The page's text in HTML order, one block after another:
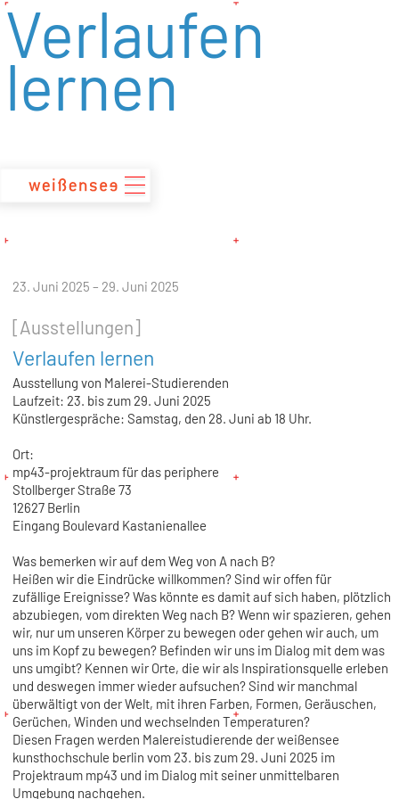
zum
Inhalt
Verlaufen
lernen
23. Juni 2025 – 29. Juni 2025
[Ausstellungen]
Verlaufen lernen
Ausstellung von Malerei-Studierenden
Laufzeit: 23. bis zum 29. Juni 2025
Künstlergespräche: Samstag, den 28. Juni ab 18 Uhr.
Ort:
mp43-projektraum für das periphere
Stollberger Straße 73
12627 Berlin
Eingang Boulevard Kastanienallee
Was bemerken wir auf dem Weg von A nach B?
Heißen wir die Eindrücke willkommen? Sind wir offen für
zufällige Ereignisse? Was könnte es damit auf sich haben, plötzlich
abzubiegen, vom direkten Weg nach B? Wenn wir spazieren, gehen
wir, nur um unseren Körper zu bewegen oder gehen wir auch, um
uns im Kopf zu bewegen? Befinden wir uns im Dialog mit dem was
uns umgibt? Kennen wir Orte, die wir als Inspirationsquelle erleben
und deswegen immer wieder aufsuchen? Sind wir manchmal
überwältigt von der Welt, mit ihren Farben, Formen, Geräuschen,
Gerüchen, Winden und wechselnden Temperaturen?
Diesen Fragen werden Malereistudierende der weißensee
kunsthochschule berlin vom 23. bis zum 29. Juni 2025 im
Projektraum mp43 und im Dialog mit seiner unmittelbaren
Umgebung nachgehen.